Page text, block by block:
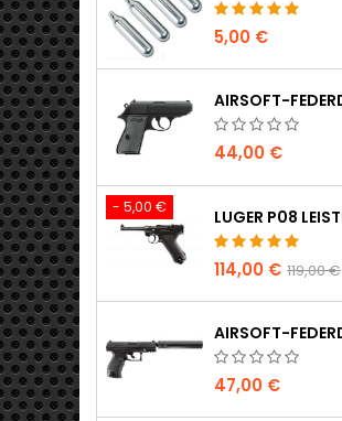
5,00 €
44,00 €
- 5,00 €
114,00 € 119,00 €
47,00 €